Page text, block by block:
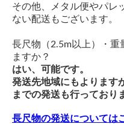
その他、メタル便やパレ
ない配送もございます。
長尺物（2.5m以上）・重
ますか？
はい、可能です。
発送先地域にもよります
までの発送も行っており
長尺物の発送については